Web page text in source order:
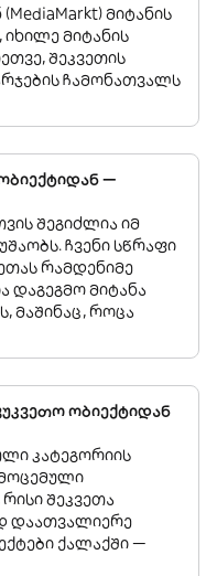
მიტანის
მიტანის
შეკვეთის
ჩამონათვალს
—
შეგიძლია იმ
ჩვენი სწრაფი
რამდენიმე
დაგეგმო მიტანა
მაშინაც, როცა
ობიექტიდან
კატეგორიის
შეკვეთა
დაათვალიერე
ქალაქში —